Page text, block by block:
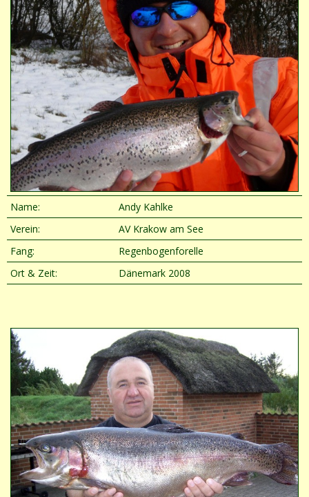
Name:
Andy Kahlke
Verein:
AV Krakow am See
Fang:
Regenbogenforelle
Ort & Zeit:
Dänemark 2008